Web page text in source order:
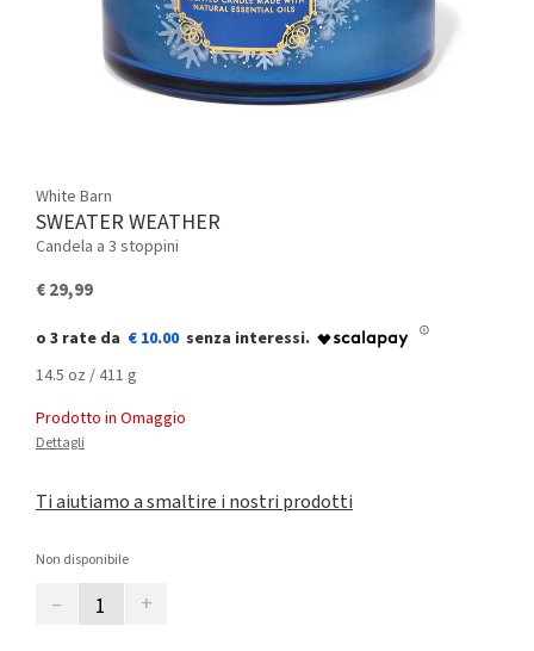
White Barn
SWEATER WEATHER
Candela a 3 stoppini
€ 29,99
€ 10.00
14.5 oz / 411 g
Prodotto in Omaggio
Dettagli
Ti aiutiamo a smaltire i nostri prodotti
Non disponibile
– +